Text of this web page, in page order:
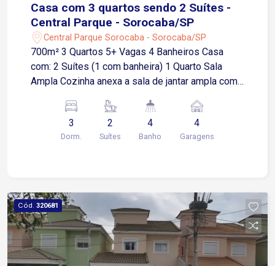
Casa com 3 quartos sendo 2 Suítes -
Central Parque - Sorocaba/SP
Central Parque Sorocaba - Sorocaba/SP
700m² 3 Quartos 5+ Vagas 4 Banheiros Casa
com: 2 Suítes (1 com banheira) 1 Quarto Sala
Ampla Cozinha anexa a sala de jantar ampla com
balcão Área de serviço Varanda ampla Garagem
coberta para 4 carros Piscina 35 mil litros
Bosque Portão elétrico Casa estilo de chácara
3
Dorm.
2
Suítes
4
Banho
4
Garagens
Cód. 320681